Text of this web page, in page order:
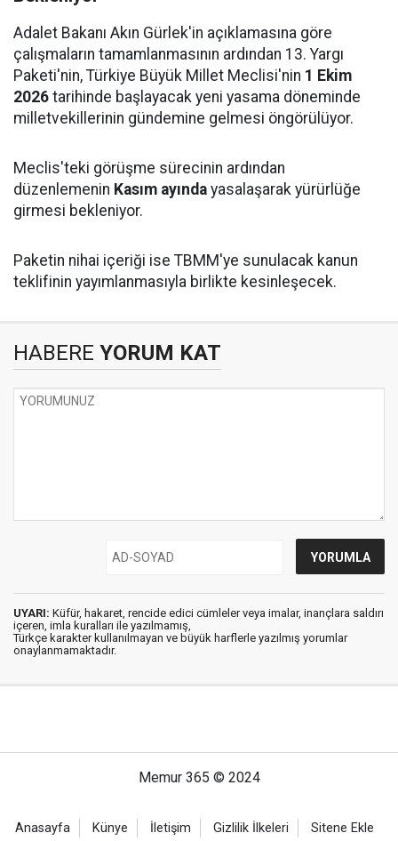
Adalet Bakanı Akın Gürlek'in açıklamasına göre
çalışmaların tamamlanmasının ardından 13. Yargı
Paketi'nin, Türkiye Büyük Millet Meclisi'nin 1 Ekim
2026 tarihinde başlayacak yeni yasama döneminde
milletvekillerinin gündemine gelmesi öngörülüyor.
Meclis'teki görüşme sürecinin ardından
düzenlemenin Kasım ayında yasalaşarak yürürlüğe
girmesi bekleniyor.
Paketin nihai içeriği ise TBMM'ye sunulacak kanun
teklifinin yayımlanmasıyla birlikte kesinleşecek.
HABERE YORUM KAT
UYARI: Küfür, hakaret, rencide edici cümleler veya imalar, inançlara saldırı
içeren, imla kuralları ile yazılmamış,
Türkçe karakter kullanılmayan ve büyük harflerle yazılmış yorumlar
onaylanmamaktadır.
Memur 365 © 2024
Anasayfa Künye İletişim Gizlilik İlkeleri Sitene Ekle